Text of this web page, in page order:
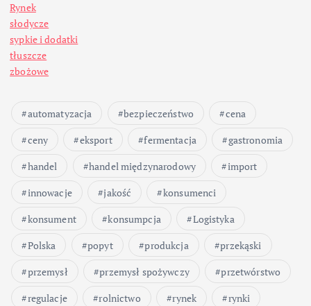
Rynek
słodycze
sypkie i dodatki
tłuszcze
zbożowe
automatyzacja bezpieczeństwo
cena
ceny
eksport fermentacja
gastronomia
handel
handel międzynarodowy
import
innowacje
jakość
konsumenci
konsument
konsumpcja
Logistyka
Polska
popyt produkcja
przekąski
przemysł
przemysł spożywczy
przetwórstwo
regulacje
rolnictwo rynek
rynki